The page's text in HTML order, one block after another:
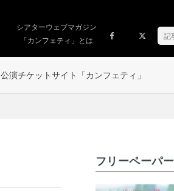
シアターウェブマガジン
「カンフェティ」とは
公演チケットサイト「カンフェティ」
フリーペーパ